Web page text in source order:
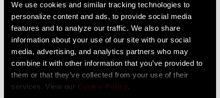
We use cookies and similar tracking technologies to
personalize content and ads, to provide social media
features and to analyze our traffic. We also share
information about your use of our site with our social
media, advertising, and analytics partners who may
combine it with other information that you’ve provided to
them or that they’ve collected from your use of their
services. View our Cookie Policy.
$55
MODELL ID
AC-HYD-BLVB-A1